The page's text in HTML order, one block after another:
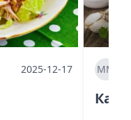
2025-12-17 ММ